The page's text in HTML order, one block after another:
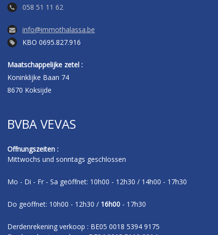
058 51 11 62
info@immothalassa.be
KBO 0695.827.916
Maatschappelijke zetel :
Koninklijke Baan 74
8670 Koksijde
BVBA VEVAS
Offnungszeiten :
Mittwochs und sonntags geschlossen
Mo - Di - Fr - Sa geöffnet: 10h00 - 12h30 / 14h00 - 17h30
Do geöffnet: 10h00 - 12h30 / 16h00 - 17h30
Derdenrekening verkoop : BE05 0018 5394 9175